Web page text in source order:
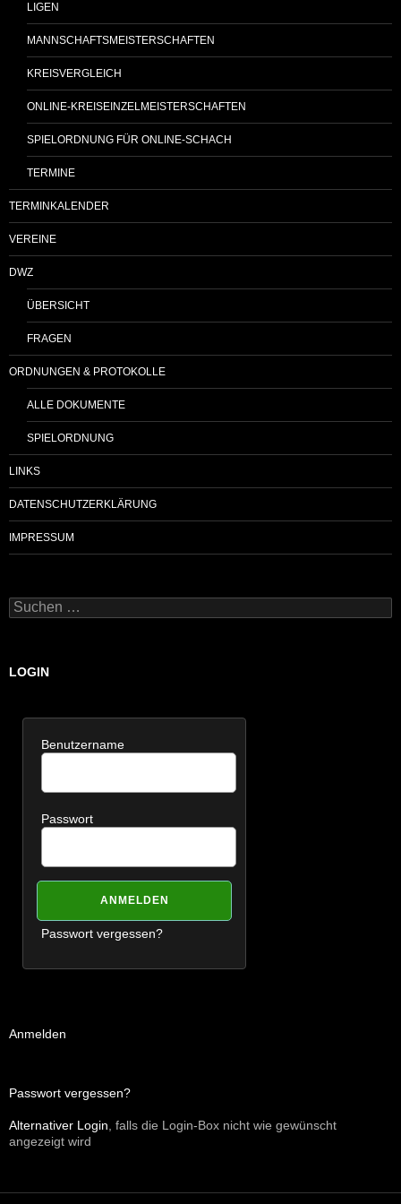
LIGEN
MANNSCHAFTSMEISTERSCHAFTEN
KREISVERGLEICH
ONLINE-KREISEINZELMEISTERSCHAFTEN
SPIELORDNUNG FÜR ONLINE-SCHACH
TERMINE
TERMINKALENDER
VEREINE
DWZ
ÜBERSICHT
FRAGEN
ORDNUNGEN & PROTOKOLLE
ALLE DOKUMENTE
SPIELORDNUNG
LINKS
DATENSCHUTZERKLÄRUNG
IMPRESSUM
Suchen
nach:
LOGIN
Benutzername
Passwort
Passwort vergessen?
Anmelden
Passwort vergessen?
Alternativer Login , falls die Login-Box nicht wie gewünscht
angezeigt wird